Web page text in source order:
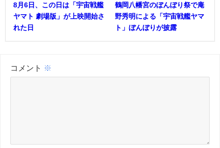
8月6日、この日は「宇宙戦艦
ヤマト 劇場版」が上映開始さ
れた日
鶴岡八幡宮のぼんぼり祭で庵
野秀明による「宇宙戦艦ヤマ
ト」ぼんぼりが披露
コメント ※